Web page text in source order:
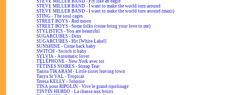
STEVE MILLER BAND - Fly like an eagle
STEVE MILLER BAND - I want to make the world turn around
STEVE MILLER BAND - I want to make the world turn around (maxi)
STING - The soul cages
STREET BOYS - Red moon
STREET BOYS - Some folks (come bring your love to me)
STYLISTICS - You are beautiful
SUGARCUBES - Deus
SUGARCUBES - Hit [White Label]
SUNSHINE - Come back baby
SWITCH - Switch it baby
SYLVIA - Automatic lover
TÉLÉPHONE - New York avec toi
TÉTINES NOIRES - Streap Teac
Tanita TIKARAM - Little sister leaving town
Tanya St VAL - Tropical
Teresa KELLY - Johnnie
TINA pour RIPOLIN - Vive le grand ripolinage
TINTIN HEBDO - La chasse aux bruits